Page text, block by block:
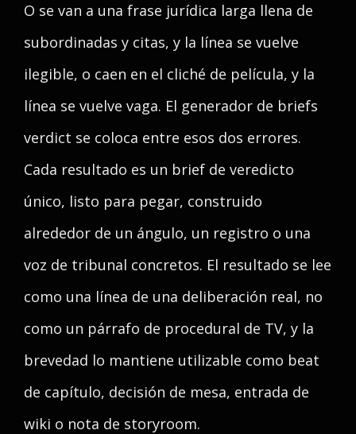
O se van a una frase jurídica larga llena de
subordinadas y citas, y la línea se vuelve
ilegible, o caen en el cliché de película, y la
línea se vuelve vaga. El generador de briefs
verdict se coloca entre esos dos errores.
Cada resultado es un brief de veredicto
único, listo para pegar, construido
alrededor de un ángulo, un registro o una
voz de tribunal concretos. El resultado se lee
como una línea de una deliberación real, no
como un párrafo de procedural de TV, y la
brevedad lo mantiene utilizable como beat
de capítulo, decisión de mesa, entrada de
wiki o nota de storyroom.